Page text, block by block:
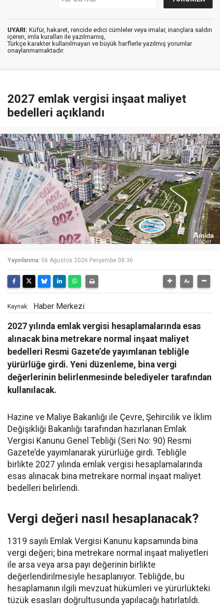
UYARI: Küfür, hakaret, rencide edici cümleler veya imalar, inançlara saldırı
içeren, imla kuralları ile yazılmamış,
Türkçe karakter kullanılmayan ve büyük harflerle yazılmış yorumlar
onaylanmamaktadır.
2027 emlak vergisi inşaat maliyet
bedelleri açıklandı
Yayınlanma: 06 Ağustos 2026 Perşembe 08:36
Kaynak: Haber Merkezi
2027 yılında emlak vergisi hesaplamalarında esas
alınacak bina metrekare normal inşaat maliyet
bedelleri Resmi Gazete’de yayımlanan tebliğle
yürürlüğe girdi. Yeni düzenleme, bina vergi
değerlerinin belirlenmesinde belediyeler tarafından
kullanılacak.
Hazine ve Maliye Bakanlığı ile Çevre, Şehircilik ve İklim
Değişikliği Bakanlığı tarafından hazırlanan Emlak
Vergisi Kanunu Genel Tebliği (Seri No: 90) Resmi
Gazete’de yayımlanarak yürürlüğe girdi. Tebliğle
birlikte 2027 yılında emlak vergisi hesaplamalarında
esas alınacak bina metrekare normal inşaat maliyet
bedelleri belirlendi.
Vergi değeri nasıl hesaplanacak?
1319 sayılı Emlak Vergisi Kanunu kapsamında bina
vergi değeri; bina metrekare normal inşaat maliyetleri
ile arsa veya arsa payı değerinin birlikte
değerlendirilmesiyle hesaplanıyor. Tebliğde, bu
hesaplamanın ilgili mevzuat hükümleri ve yürürlükteki
tüzük esasları doğrultusunda yapılacağı hatırlatıldı.